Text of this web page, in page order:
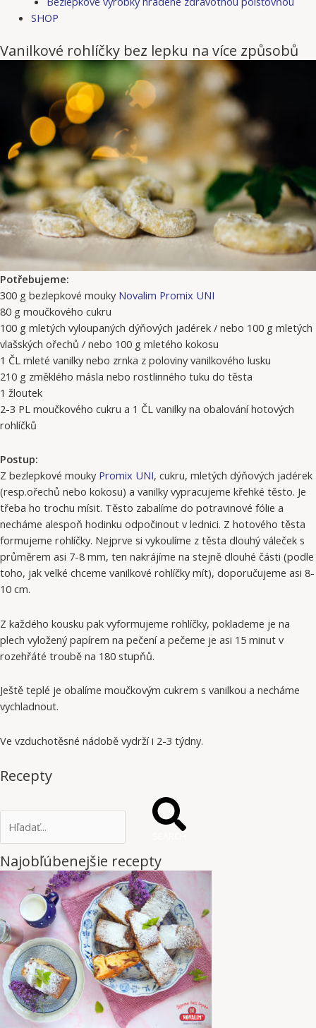
SHOP
Vanilkové rohlíčky bez lepku na více způsobů
Potřebujeme:
300 g bezlepkové mouky Novalim Promix UNI
80 g moučkového cukru
100 g mletých vyloupaných dýňových jadérek / nebo 100 g mletých
vlašských ořechů / nebo 100 g mletého kokosu
1 ČL mleté vanilky nebo zrnka z poloviny vanilkového lusku
210 g změklého másla nebo rostlinného tuku do těsta
1 žloutek
2-3 PL moučkového cukru a 1 ČL vanilky na obalování hotových
rohlíčků
Postup:
Z bezlepkové mouky Promix UNI, cukru, mletých dýňových jadérek
(resp.ořechů nebo kokosu) a vanilky vypracujeme křehké těsto. Je
třeba ho trochu mísit. Těsto zabalíme do potravinové fólie a
necháme alespoň hodinku odpočinout v lednici. Z hotového těsta
formujeme rohlíčky. Nejprve si vykoulíme z těsta dlouhý váleček s
průměrem asi 7-8 mm, ten nakrájíme na stejně dlouhé části (podle
toho, jak velké chceme vanilkové rohlíčky mít), doporučujeme asi 8-
10 cm.
Z každého kousku pak vyformujeme rohlíčky, poklademe je na
plech vyložený papírem na pečení a pečeme je asi 15 minut v
rozehřáté troubě na 180 stupňů.
Ještě teplé je obalíme moučkovým cukrem s vanilkou a necháme
vychladnout.
Ve vzduchotěsné nádobě vydrží i 2-3 týdny.
Recepty
Najobľúbenejšie recepty